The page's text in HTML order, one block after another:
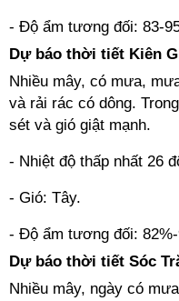
- Độ ẩm tương đối: 83-
Dự báo thời tiết Kiên
Nhiều mây, có mưa,
và rải rác có dông.
sét và gió giật mạnh.
- Nhiệt độ thấp nhất 26
- Gió: Tây.
- Độ ẩm tương đối:
Dự báo thời tiết Sóc
Nhiều mây, ngày có